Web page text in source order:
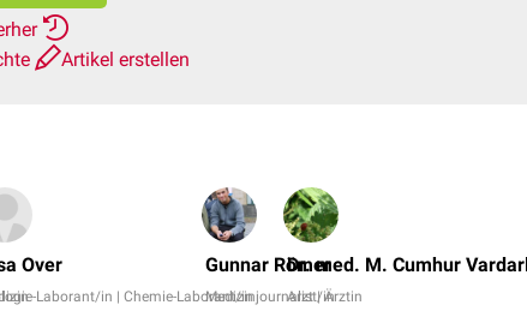
Artikel erstellen
Over
Laborant/in | Chemie-Laborant/in
Gunnar Römer
Medizinjournalist/in
Dr. med. M. Cumhur
Arzt | Ärztin